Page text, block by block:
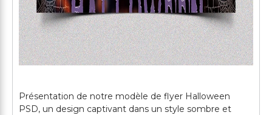
Présentation de notre modèle de flyer Halloween
PSD, un design captivant dans un style sombre et